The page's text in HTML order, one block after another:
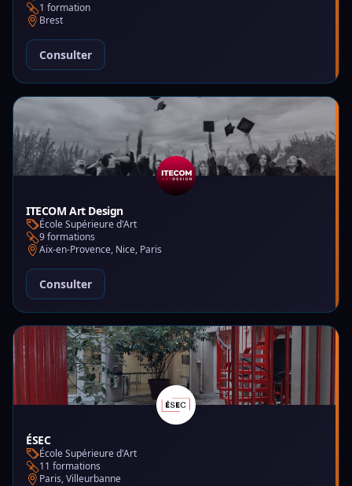
1 formation
Brest
Consulter
ITECOM Art Design
École Supérieure d'Art
9 formations
Aix-en-Provence, Nice, Paris
Consulter
ÉSEC
École Supérieure d'Art
11 formations
Paris, Villeurbanne